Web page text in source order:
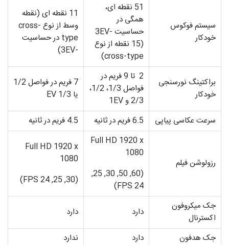
سیستم فوکوس
خودکار
51 نقطه ای،
همگی در
حساسیت -3EV
(15 نقطه از نوع
cross-type)
11 نقطه ای (نقطه
وسط از نوع cross-
type در حساسیت
-3EV)
براکتینگ نورسنجی
خودکار
2 تا 9 فریم در
فواصل 1/3، 1/2،
2/3 و 1EV
7 فریم در فواصل 1/2
یا 1/3 EV
سرعت عکاسی پیاپی 6.5 فریم در ثانیه 4.5 فریم در ثانیه
رزولوشن فیلم
Full HD 1920 x
1080
(60, 50, 30, 25,
24 FPS)
Full HD 1920 x
1080
(30, 25, 24 FPS)
جک میکروفون
اکسترنال
دارد دارد
جک هدفون دارد
ندارد